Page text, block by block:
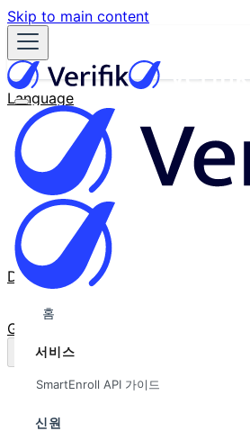
Skip to main content
Language
English
Español
Français
Português
한국어
日本語
中文
Docs
GitHub
홈
서비스
SmartEnroll API 가이드
신원